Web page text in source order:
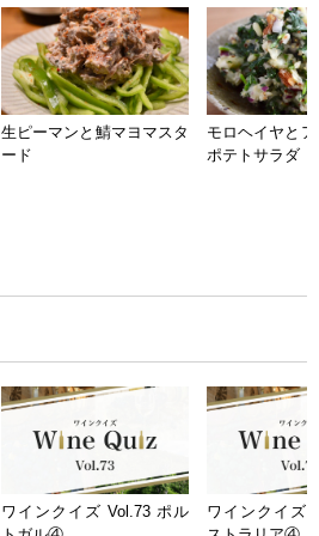
生ピーマンと鯖マヨマスタ
ード
モロヘイヤと
ポテトサラダ
ワインクイズ Vol.73 ポル
ワインクイズ